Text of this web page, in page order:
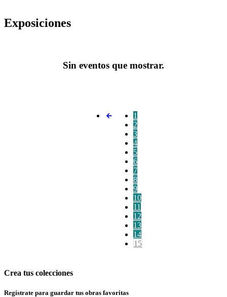
Exposiciones
Sin eventos que mostrar.
1
2
3
4
5
6
7
8
9
10
11
12
13
14
15
Crea tus colecciones
Regístrate para guardar tus obras favoritas